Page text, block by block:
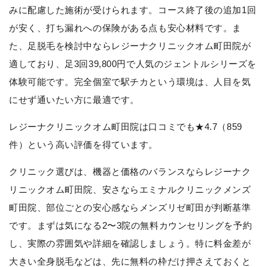
みに配慮した施術が受けられます。コース終了後の追加1回
が安く、打ち漏れへの保険がある点も安心材料です。ま
た、足脱毛を検討中ならレジーナクリニックオム町田院が
適しており、足3回39,800円で人気のジェントルシリーズを
体験可能です。完全個室で駅チカという環境は、人目を気
にせず通いたい方に最適です。
レジーナクリニックオム町田院は口コミでも★4.7（859
件）という高い評価を得ています。
クリニック選びは、機器と価格のバランスならレジーナク
リニックオム町田院、安さならエミナルクリニックメンズ
町田院、部位ごとの安心感ならメンズリゼ町田が判断基準
です。まずは気になる2〜3院の無料カウンセリングを予約
し、実際の雰囲気や詳細を確認しましょう。特に料金差が
大きい全身脱毛などは、先に無料の枠だけ押さえておくと